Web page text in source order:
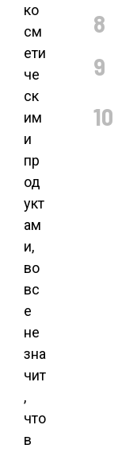
ко
см
ети
че
ск
им
и
пр
од
укт
ам
и,
во
вс
е
не
зна
чит
,
что
в